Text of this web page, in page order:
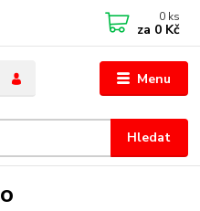
Menu
Hledat
0 ks
za 0 Kč